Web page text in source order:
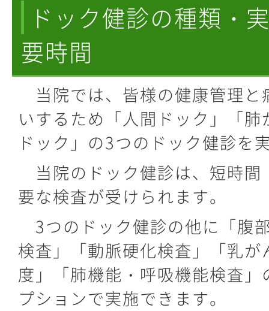
ドック健診の種類・
要時間
当院では、皆様の健康管理と
いするため「人間ドック」「
ドック」の3つのドック健診を
当院のドック健診は、短時間
要な検査が受けられます。
3つのドック健診の他に「腹
検査」「動脈硬化検査」「乳
度」「肺機能・呼吸機能検査
プションで実施できます。